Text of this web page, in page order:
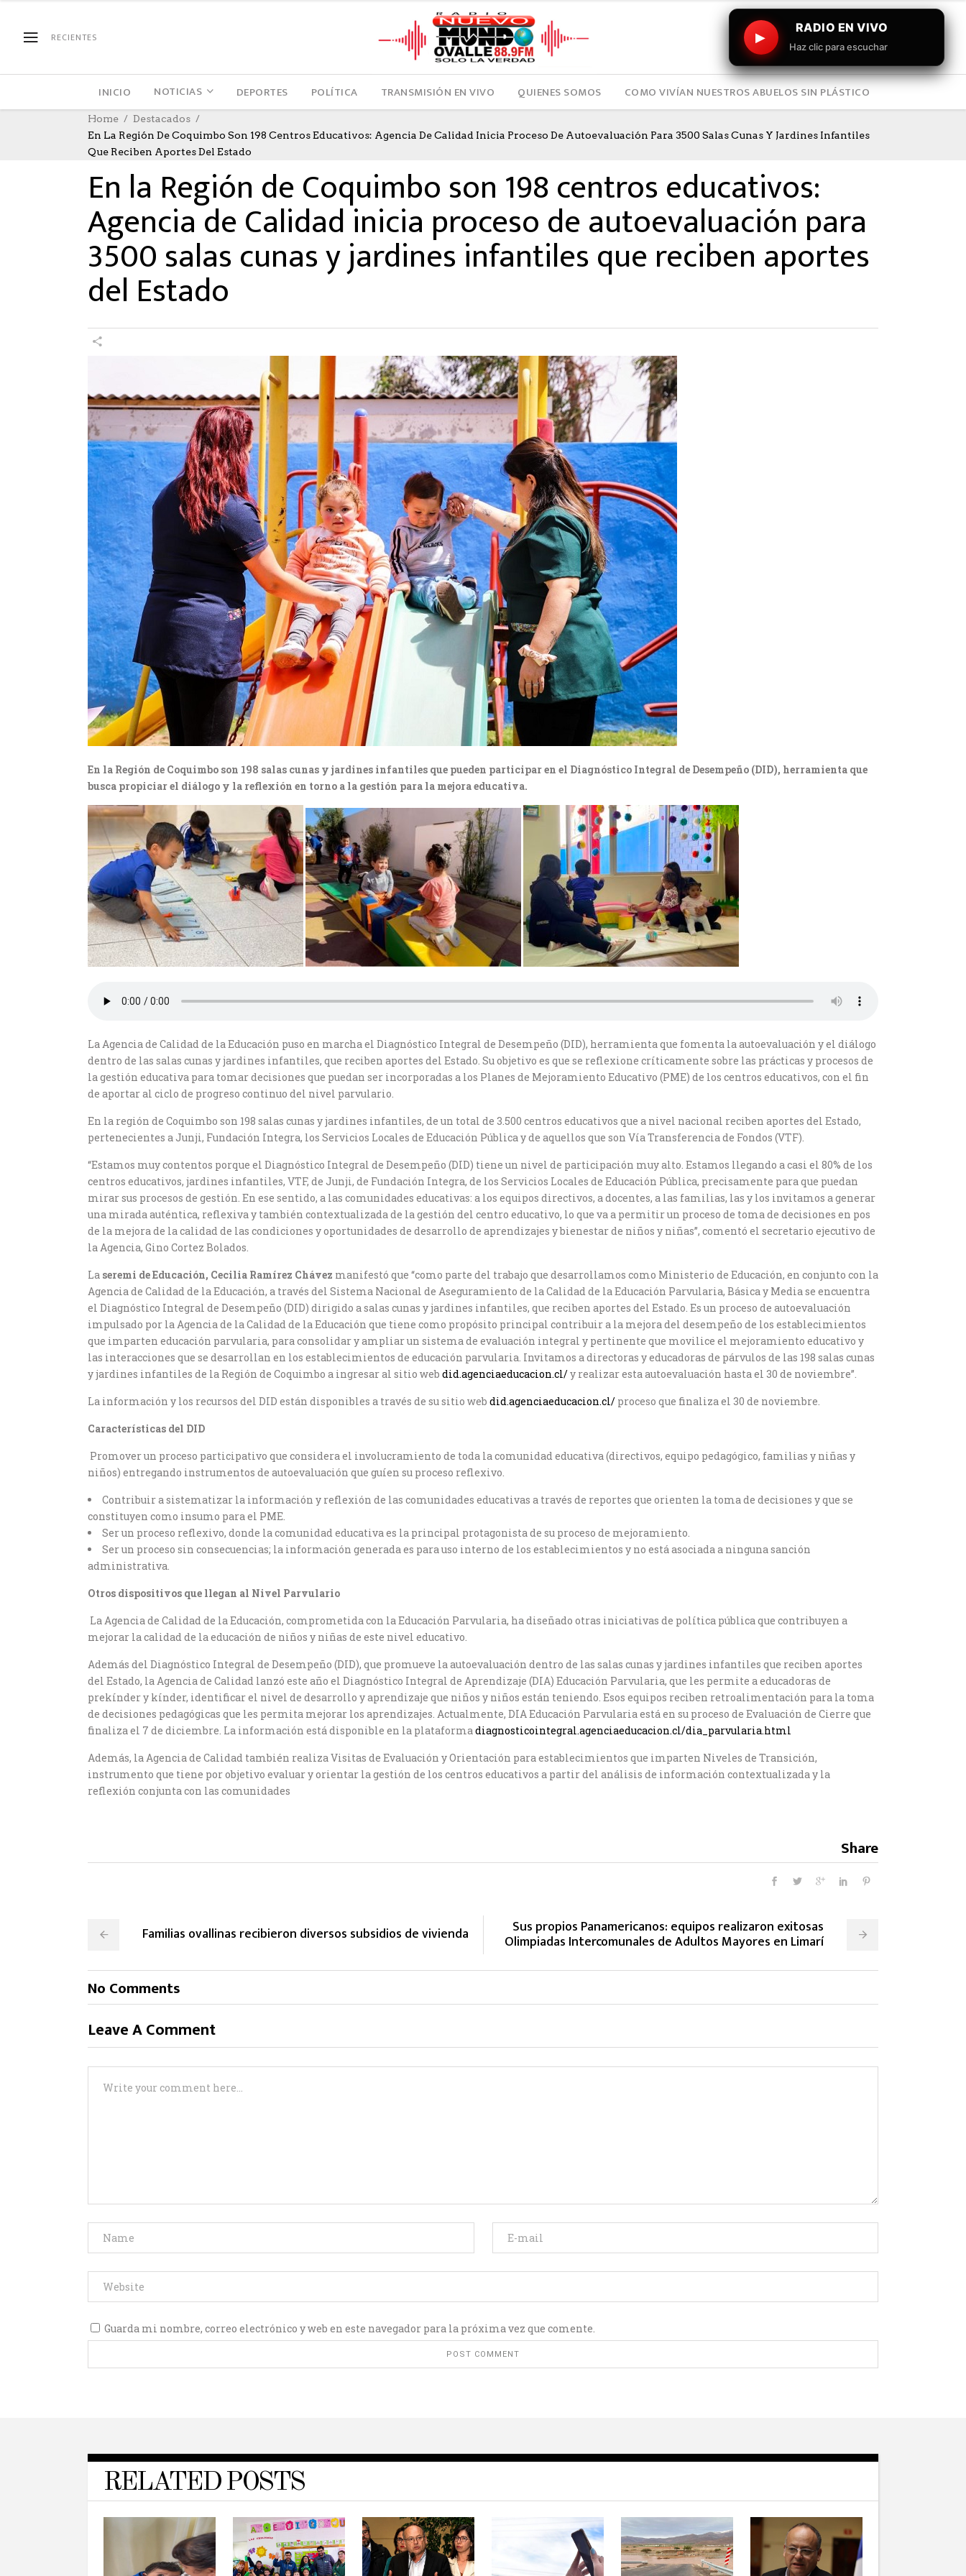
RECIENTES ▶
RADIO EN VIVO
Haz clic para escuchar
INICIO NOTICIAS DEPORTES POLÍTICA TRANSMISIÓN EN VIVO QUIENES SOMOS COMO VIVÍAN NUESTROS ABUELOS SIN PLÁSTICO
Home
Destacados
En La Región De Coquimbo Son 198 Centros Educativos: Agencia De Calidad Inicia Proceso De Autoevaluación Para 3500 Salas Cunas Y Jardines Infantiles
Que Reciben Aportes Del Estado
DESTACADOS, EDUCACION 31/10/2023
En la Región de Coquimbo son 198 centros educativos:
Agencia de Calidad inicia proceso de autoevaluación para
3500 salas cunas y jardines infantiles que reciben aportes
del Estado
En la Región de Coquimbo son 198 salas cunas y jardines infantiles que pueden participar en el Diagnóstico Integral de Desempeño (DID), herramienta que
busca propiciar el diálogo y la reflexión en torno a la gestión para la mejora educativa.
La Agencia de Calidad de la Educación puso en marcha el Diagnóstico Integral de Desempeño (DID), herramienta que fomenta la autoevaluación y el diálogo
dentro de las salas cunas y jardines infantiles, que reciben aportes del Estado. Su objetivo es que se reflexione críticamente sobre las prácticas y procesos de
la gestión educativa para tomar decisiones que puedan ser incorporadas a los Planes de Mejoramiento Educativo (PME) de los centros educativos, con el fin
de aportar al ciclo de progreso continuo del nivel parvulario.
En la región de Coquimbo son 198 salas cunas y jardines infantiles, de un total de 3.500 centros educativos que a nivel nacional reciben aportes del Estado,
pertenecientes a Junji, Fundación Integra, los Servicios Locales de Educación Pública y de aquellos que son Vía Transferencia de Fondos (VTF).
“Estamos muy contentos porque el Diagnóstico Integral de Desempeño (DID) tiene un nivel de participación muy alto. Estamos llegando a casi el 80% de los
centros educativos, jardines infantiles, VTF, de Junji, de Fundación Integra, de los Servicios Locales de Educación Pública, precisamente para que puedan
mirar sus procesos de gestión. En ese sentido, a las comunidades educativas: a los equipos directivos, a docentes, a las familias, las y los invitamos a generar
una mirada auténtica, reflexiva y también contextualizada de la gestión del centro educativo, lo que va a permitir un proceso de toma de decisiones en pos
de la mejora de la calidad de las condiciones y oportunidades de desarrollo de aprendizajes y bienestar de niños y niñas”, comentó el secretario ejecutivo de
la Agencia, Gino Cortez Bolados.
La seremi de Educación, Cecilia Ramírez Chávez manifestó que “como parte del trabajo que desarrollamos como Ministerio de Educación, en conjunto con la
Agencia de Calidad de la Educación, a través del Sistema Nacional de Aseguramiento de la Calidad de la Educación Parvularia, Básica y Media se encuentra
el Diagnóstico Integral de Desempeño (DID) dirigido a salas cunas y jardines infantiles, que reciben aportes del Estado. Es un proceso de autoevaluación
impulsado por la Agencia de la Calidad de la Educación que tiene como propósito principal contribuir a la mejora del desempeño de los establecimientos
que imparten educación parvularia, para consolidar y ampliar un sistema de evaluación integral y pertinente que movilice el mejoramiento educativo y
las interacciones que se desarrollan en los establecimientos de educación parvularia. Invitamos a directoras y educadoras de párvulos de las 198 salas cunas
y jardines infantiles de la Región de Coquimbo a ingresar al sitio web did.agenciaeducacion.cl/y realizar esta autoevaluación hasta el 30 de noviembre”.
La información y los recursos del DID están disponibles a través de su sitio web did.agenciaeducacion.cl/ proceso que finaliza el 30 de noviembre.
Características del DID
Promover un proceso participativo que considera el involucramiento de toda la comunidad educativa (directivos, equipo pedagógico, familias y niñas y
niños) entregando instrumentos de autoevaluación que guíen su proceso reflexivo.
Contribuir a sistematizar la información y reflexión de las comunidades educativas a través de reportes que orienten la toma de decisiones y que se
constituyen como insumo para el PME.
Ser un proceso reflexivo, donde la comunidad educativa es la principal protagonista de su proceso de mejoramiento.
Ser un proceso sin consecuencias; la información generada es para uso interno de los establecimientos y no está asociada a ninguna sanción
administrativa.
Otros dispositivos que llegan al Nivel Parvulario
La Agencia de Calidad de la Educación, comprometida con la Educación Parvularia, ha diseñado otras iniciativas de política pública que contribuyen a
mejorar la calidad de la educación de niños y niñas de este nivel educativo.
Además del Diagnóstico Integral de Desempeño (DID), que promueve la autoevaluación dentro de las salas cunas y jardines infantiles que reciben aportes
del Estado, la Agencia de Calidad lanzó este año el Diagnóstico Integral de Aprendizaje (DIA) Educación Parvularia, que les permite a educadoras de
prekínder y kínder, identificar el nivel de desarrollo y aprendizaje que niños y niños están teniendo. Esos equipos reciben retroalimentación para la toma
de decisiones pedagógicas que les permita mejorar los aprendizajes. Actualmente, DIA Educación Parvularia está en su proceso de Evaluación de Cierre que
finaliza el 7 de diciembre. La información está disponible en la plataformadiagnosticointegral.agenciaeducacion.cl/dia_parvularia.html
Además, la Agencia de Calidad también realiza Visitas de Evaluación y Orientación para establecimientos que imparten Niveles de Transición,
instrumento que tiene por objetivo evaluar y orientar la gestión de los centros educativos a partir del análisis de información contextualizada y la
reflexión conjunta con las comunidades
Share
Familias ovallinas recibieron diversos subsidios de vivienda Sus propios Panamericanos: equipos realizaron exitosas
Olimpiadas Intercomunales de Adultos Mayores en Limarí
No Comments
Leave A Comment
Guarda mi nombre, correo electrónico y web en este navegador para la próxima vez que comente.
RELATED POSTS